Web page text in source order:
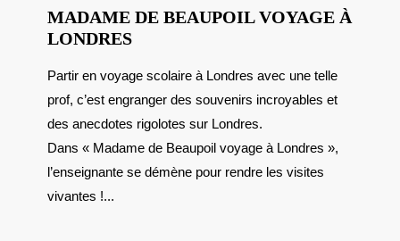
MADAME DE BEAUPOIL VOYAGE À
LONDRESMADAME
BEAUPOIL
VOYAGE
À
LONDRES
Partir en voyage scolaire à Londres avec une telle
prof, c’est engranger des souvenirs incroyables et
des anecdotes rigolotes sur Londres.
Dans « Madame de Beaupoil voyage à Londres »,
l’enseignante se démène pour rendre les visites
vivantes !...